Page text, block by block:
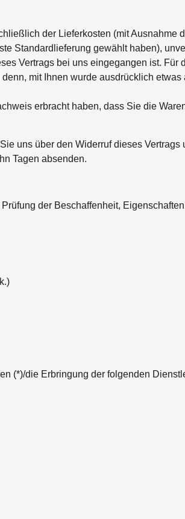
der Lieferkosten (mit Ausnahme
Standardlieferung gewählt haben),
Vertrags bei uns eingegangen ist. Für
mit Ihnen wurde ausdrücklich etwas
erbracht haben, dass Sie die
uns über den Widerruf dieses Vertrags
Tagen absenden.
der Beschaffenheit,
(*)/die Erbringung der folgenden